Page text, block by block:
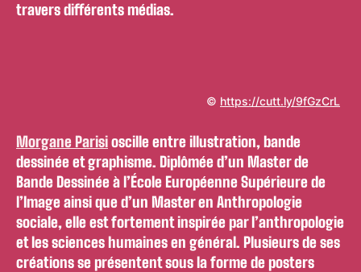
travers différents médias.
© https://cutt.ly/9fGzCrL
Morgane Parisioscille entre illustration, bande
dessinée et graphisme. Diplômée d’un Master de
Bande Dessinée à l’École Européenne Supérieure de
l’Image ainsi que d’un Master en Anthropologie
sociale, elle est fortement inspirée par l’anthropologie
et les sciences humaines en général. Plusieurs de ses
créations se présentent sous la forme de posters